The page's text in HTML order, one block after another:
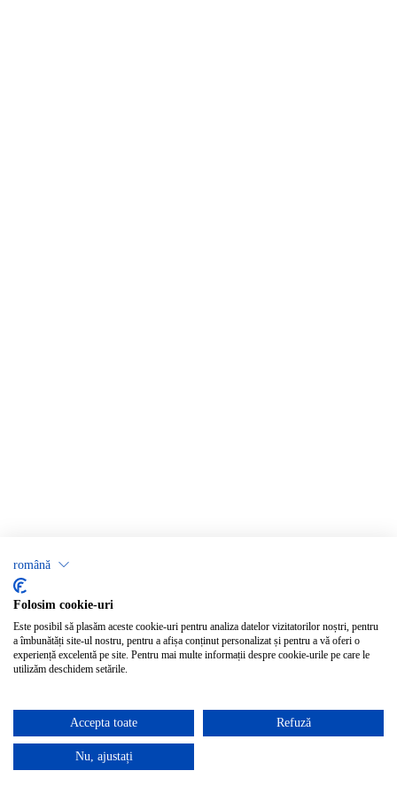
română
Folosim cookie-uri
Este posibil să plasăm aceste cookie-uri pentru analiza datelor vizitatorilor noștri, pentru
a îmbunătăți site-ul nostru, pentru a afișa conținut personalizat și pentru a vă oferi o
experiență excelentă pe site. Pentru mai multe informații despre cookie-urile pe care le
utilizăm deschidem setările.
Accepta toate Refuză
Nu, ajustați